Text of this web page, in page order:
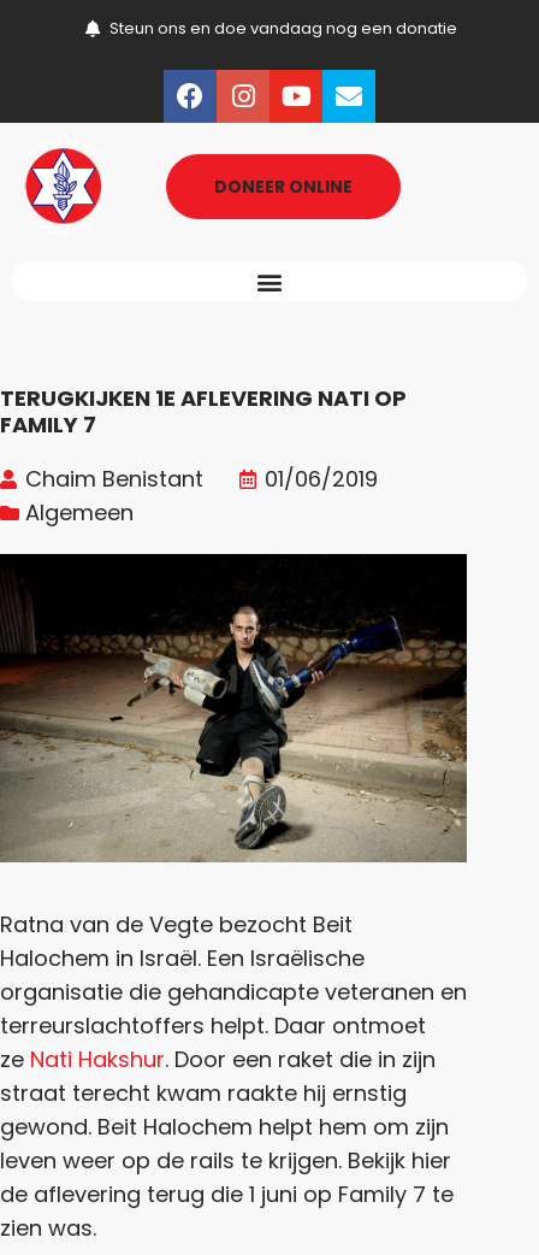
Steun ons en doe vandaag nog een donatie
DONEER ONLINE
TERUGKIJKEN 1E AFLEVERING NATI OP
FAMILY 7
Chaim Benistant
01/06/2019
Algemeen
Ratna van de Vegte bezocht Beit
Halochem in Israël. Een Israëlische
organisatie die gehandicapte veteranen en
terreurslachtoffers helpt. Daar ontmoet
ze Nati Hakshur. Door een raket die in zijn
straat terecht kwam raakte hij ernstig
gewond. Beit Halochem helpt hem om zijn
leven weer op de rails te krijgen. Bekijk hier
de aflevering terug die 1 juni op Family 7 te
zien was.